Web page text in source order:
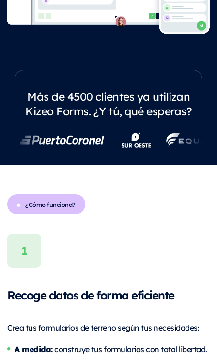
Más de 4500 clientes ya utilizan
Kizeo Forms. ¿Y tú, qué esperas?
¿Cómo funciona?
Recoge datos de forma eficiente
Crea tus formularios de terreno según tus necesidades:
A medida:construye tus formularios con total libertad.